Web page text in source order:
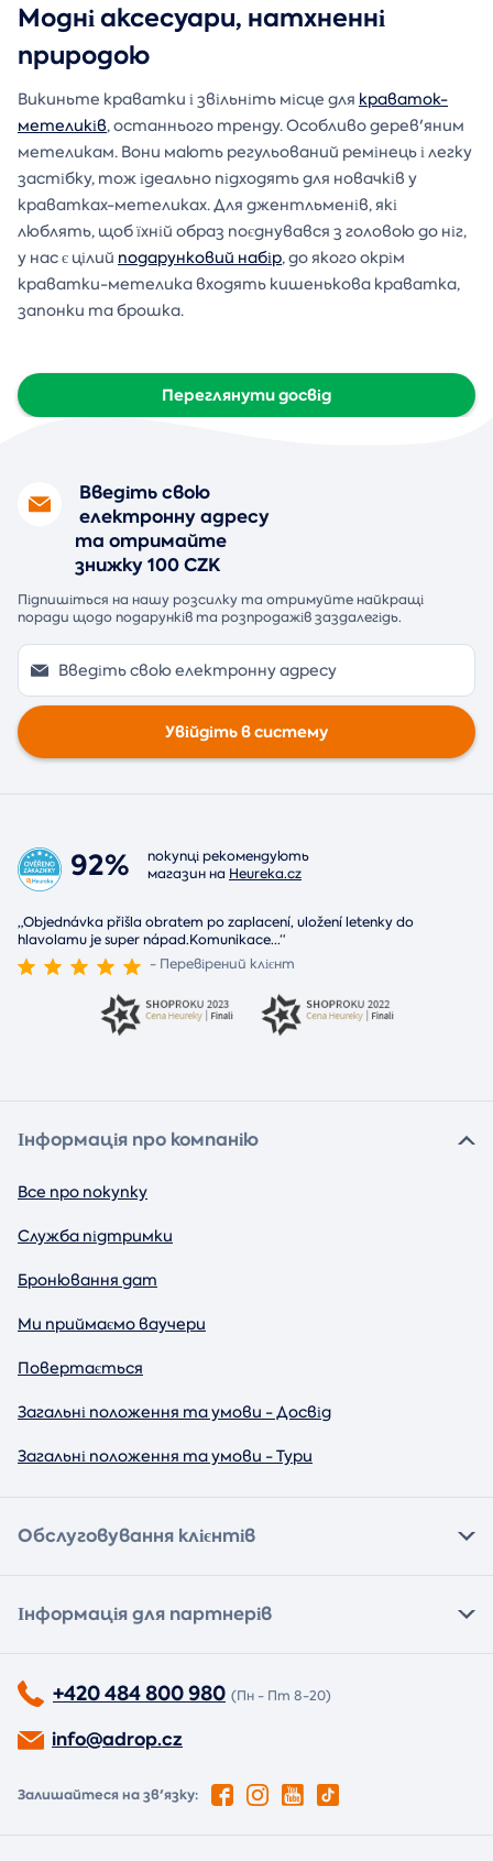
Модні аксесуари, натхненні
природою
Викиньте краватки і звільніть місце для краваток-
метеликів, останнього тренду. Особливо дерев'яним
метеликам. Вони мають регульований ремінець і легку
застібку, тож ідеально підходять для новачків у
краватках-метеликах. Для джентльменів, які
люблять, щоб їхній образ поєднувався з головою до ніг,
у нас є цілий подарунковий набір, до якого окрім
краватки-метелика входять кишенькова краватка,
запонки та брошка.
Переглянути досвід
Введіть свою
електронну адресу
та отримайте
знижку 100 CZK
Підпишіться на нашу розсилку та отримуйте найкращі
поради щодо подарунків та розпродажів заздалегідь.
Увійдіть в систему
92%
покупці рекомендують
магазин на Heureka.cz
„Objednávka přišla obratem po zaplacení, uložení letenky do
hlavolamu je super nápad.Komunikace...“
- Перевірений клієнт
Інформація про компанію
Все про покупку
Служба підтримки
Бронювання дат
Ми приймаємо ваучери
Повертається
Загальні положення та умови - Досвід
Загальні положення та умови - Тури
Обслуговування клієнтів
Інформація для партнерів
+420 484 800 980 (Пн - Пт 8-20)
info@adrop.cz
Залишайтеся на зв'язку: